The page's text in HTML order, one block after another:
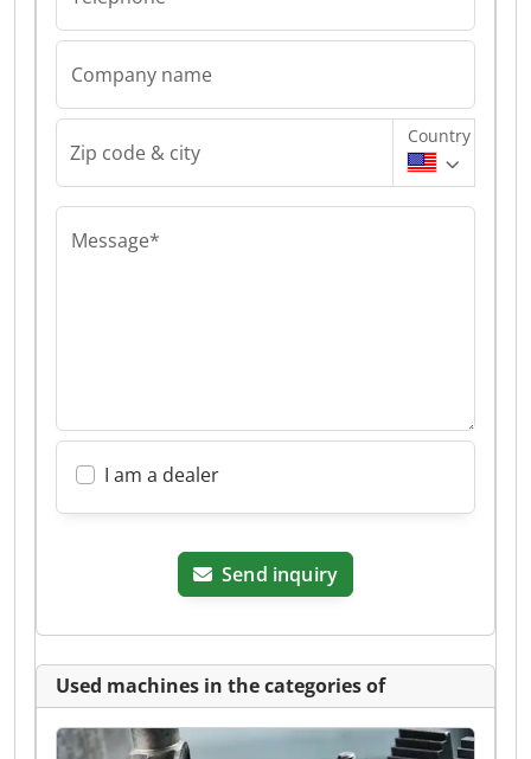
Company name
Zip code & city
Country
Message*
I am a dealer
Send inquiry
Used machines in the categories of